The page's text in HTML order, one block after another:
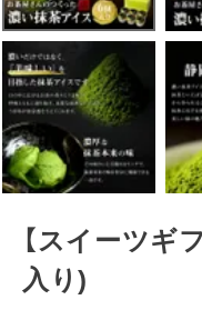
【スイーツギ
入り)